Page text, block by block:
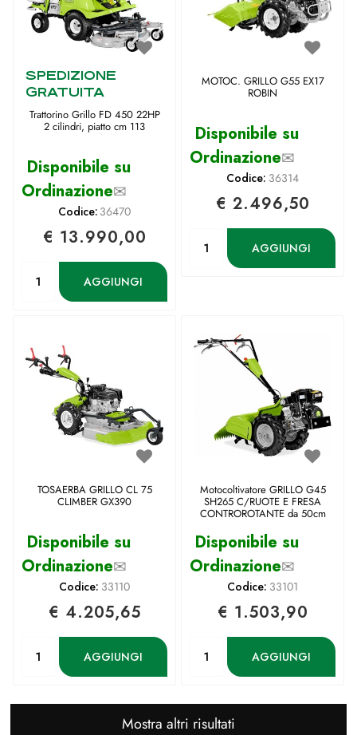
SPEDIZIONE
GRATUITA
Trattorino Grillo FD 450 22HP
2 cilindri, piatto cm 113
Disponibile su
Ordinazione✉
Codice: 36470
€ 13.990,00
AGGIUNGI
MOTOC. GRILLO G55 EX17
ROBIN
Disponibile su
Ordinazione✉
Codice: 36314
€ 2.496,50
AGGIUNGI
TOSAERBA GRILLO CL 75
CLIMBER GX390
Disponibile su
Ordinazione✉
Codice: 33110
€ 4.205,65
AGGIUNGI
Motocoltivatore GRILLO G45
SH265 C/RUOTE E FRESA
CONTROROTANTE da 50cm
Disponibile su
Ordinazione✉
Codice: 33101
€ 1.503,90
AGGIUNGI
Mostra altri risultati